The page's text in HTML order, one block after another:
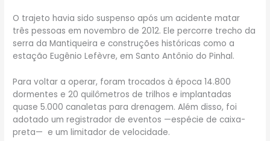
O trajeto havia sido suspenso após um acidente matar
três pessoas em novembro de 2012. Ele percorre trecho da
serra da Mantiqueira e construções históricas como a
estação Eugênio Lefèvre, em Santo Antônio do Pinhal.
Para voltar a operar, foram trocados à época 14.800
dormentes e 20 quilômetros de trilhos e implantadas
quase 5.000 canaletas para drenagem. Além disso, foi
adotado um registrador de eventos —espécie de caixa-
preta— ​​ e um limitador de velocidade.